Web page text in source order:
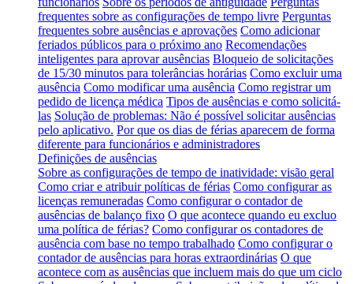
frequentes sobre as configurações de tempo livre Perguntas
frequentes sobre ausências e aprovações Como adicionar
feriados públicos para o próximo ano Recomendações
inteligentes para aprovar ausências Bloqueio de solicitações
de 15/30 minutos para tolerâncias horárias Como excluir uma
ausência Como modificar uma ausência Como registrar um
pedido de licença médica Tipos de ausências e como solicitá-
las Solução de problemas: Não é possível solicitar ausências
pelo aplicativo. Por que os dias de férias aparecem de forma
diferente para funcionários e administradores
Definições de ausências
Sobre as configurações de tempo de inatividade: visão geral
Como criar e atribuir políticas de férias Como configurar as
licenças remuneradas Como configurar o contador de
ausências de balanço fixo O que acontece quando eu excluo
uma política de férias? Como configurar os contadores de
ausência com base no tempo trabalhado Como configurar o
contador de ausências para horas extraordinárias O que
acontece com as ausências que incluem mais do que um ciclo